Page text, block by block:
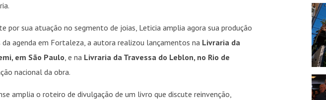
por sua atuação no segmento de joias, Leticia amplia agora sua produção
agenda em Fortaleza, a autora realizou lançamentos na Livraria da
em São Paulo, e na Livraria da Travessa do Leblon, no Rio de
nacional da obra.
amplia o roteiro de divulgação de um livro que discute reinvenção,